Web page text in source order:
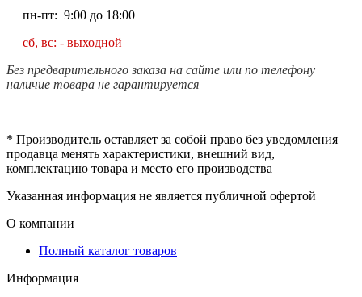
пн-пт: 9:00 до 18:00
сб, вс: - выходной
Без предварительного заказа на сайте или по телефону
наличие товара не гарантируется
* Производитель оставляет за собой право без уведомления
продавца менять характеристики, внешний вид,
комплектацию товара и место его производства
Указанная информация не является публичной офертой
О компании
Полный каталог товаров
Информация